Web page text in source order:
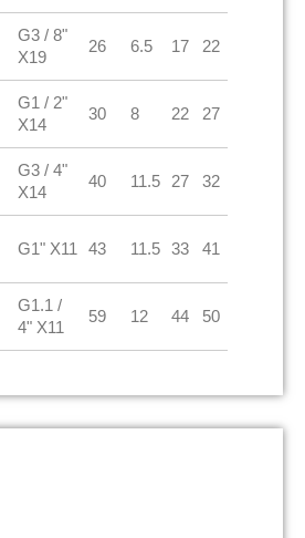
G3 / 8"
X19
26 6.5 17 22
G1 / 2"
X14
30 8 22 27
G3 / 4"
X14
40 11.5 27 32
G1" X11 43 11.5 33 41
G1.1 /
4" X11
59 12 44 50